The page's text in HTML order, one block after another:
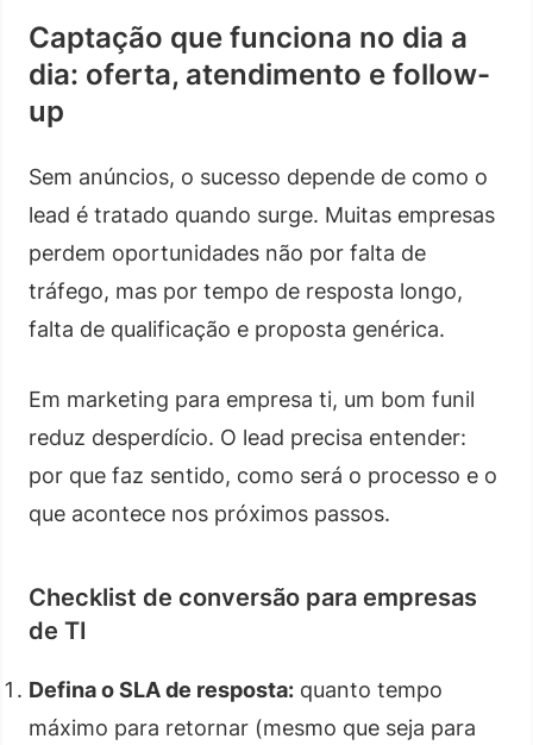
Captação que funciona no dia a
dia: oferta, atendimento e follow-
up
Sem anúncios, o sucesso depende de como o
lead é tratado quando surge. Muitas empresas
perdem oportunidades não por falta de
tráfego, mas por tempo de resposta longo,
falta de qualificação e proposta genérica.
Em marketing para empresa ti, um bom funil
reduz desperdício. O lead precisa entender:
por que faz sentido, como será o processo e o
que acontece nos próximos passos.
Checklist de conversão para empresas
de TI
Defina o SLA de resposta: quanto tempo
máximo para retornar (mesmo que seja para